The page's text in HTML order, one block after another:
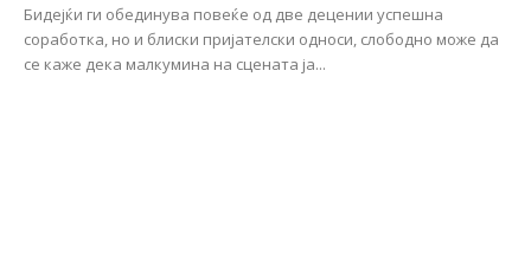
Бидејќи ги обединува повеќе од две децении успешна
соработка, но и блиски пријателски односи, слободно може да
се каже дека малкумина на сцената ја...